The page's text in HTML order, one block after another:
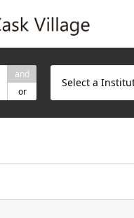
and
or
Select a